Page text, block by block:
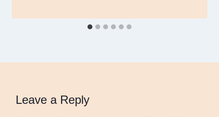
Leave a Reply